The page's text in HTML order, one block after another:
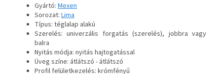
Gyártó: Mexen
Sorozat: Lima
Típus: téglalap alakú
Szerelés: univerzális forgatás (szerelés), jobbra vagy
balra
Nyitás módja: nyitás hajtogatással
Üveg színe: átlátszó - átlátszó
Profil felületkezelés: krómfényű